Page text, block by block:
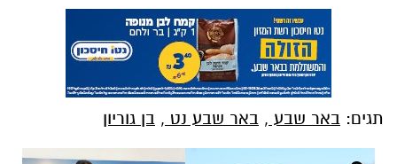
תגים: באר שבע , באר שבע נט , בן גוריון